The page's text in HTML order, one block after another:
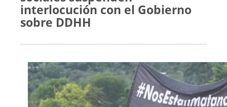
interlocución con el Gobierno
sobre DDHH